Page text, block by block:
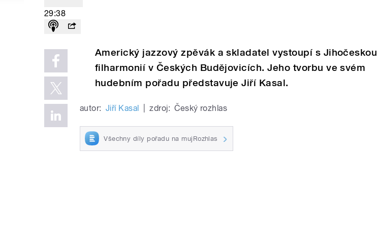
29:38
Americký jazzový zpěvák a skladatel vystoupí s Jihočeskou
filharmonií v Českých Budějovicích. Jeho tvorbu ve svém
hudebním pořadu představuje Jiří Kasal.
autor: Jiří Kasal zdroj: Český rozhlas
Všechny díly pořadu na mujRozhlas